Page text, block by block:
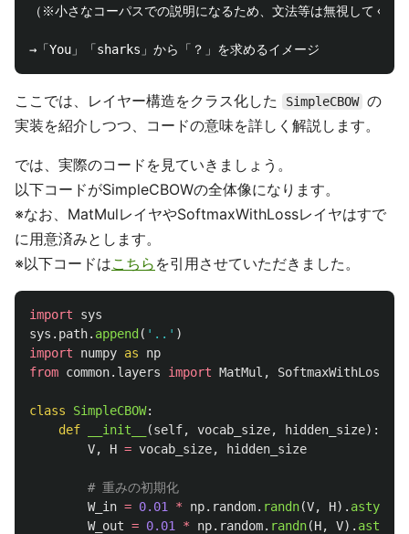
（※小さなコーパスでの説明になるため、文法等は無視してくだ
ここでは、レイヤー構造をクラス化した SimpleCBOW の
実装を紹介しつつ、コードの意味を詳しく解説します。
では、実際のコードを見ていきましょう。
以下コードがSimpleCBOWの全体像になります。
※なお、MatMulレイヤやSoftmaxWithLossレイヤはすで
に用意済みとします。
※以下コードはこちら を引用させていただきました。
import
sys
sys . path. append ( ' .. ' )
import
numpy as
np
from common.layers import MatMul , SoftmaxWithLoss
class SimpleCBOW:
def
__init__ (self, vocab_size, hidden_size):
V, H = vocab_size, hidden_size
W_in = 0.01 * np. random. randn(V, H). astype
W_out = 0.01 * np. random. randn(H, V). astype